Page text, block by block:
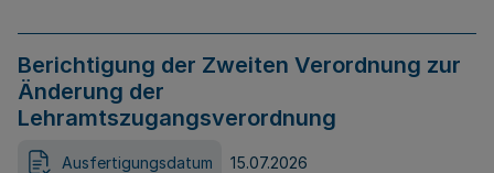
Berichtigung der Zweiten Verordnung zur
Änderung der
Lehramtszugangsverordnung
Ausfertigungsdatum 15.07.2026